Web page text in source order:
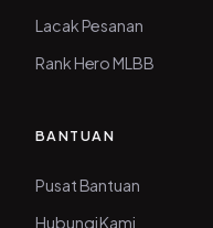
Lacak Pesanan
Rank Hero MLBB
BANTUAN
Pusat Bantuan
Hubungi Kami